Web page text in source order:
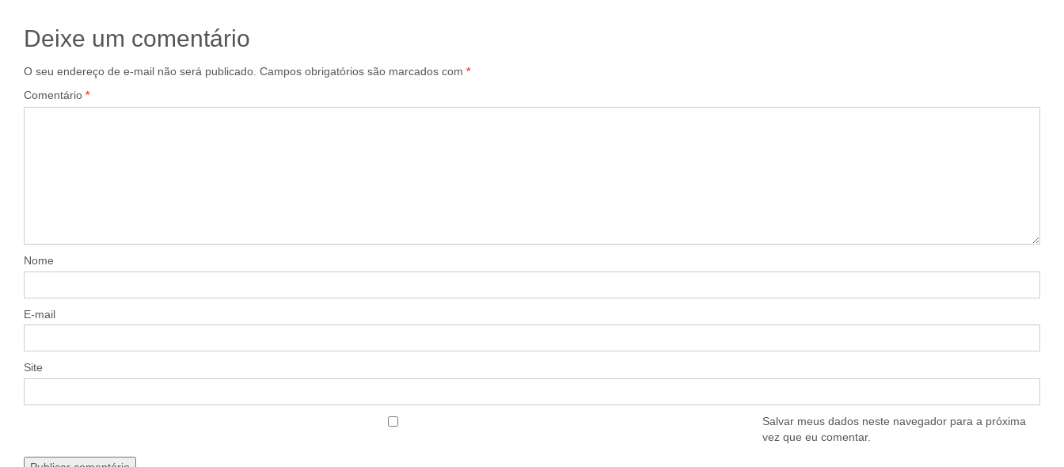
Deixe um comentário
O seu endereço de e-mail não será publicado. Campos obrigatórios são marcados com *
Comentário *
Nome
E-mail
Site
Salvar meus dados neste navegador para a próxima
vez que eu comentar.